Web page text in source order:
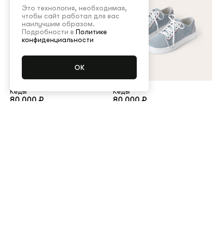
Кеды
80 000 ₽
Кеды
80 000 ₽
Это технология, необходимая,
чтобы сайт работал для вас
наилучшим образом.
Подробности в Политике
конфиденциальности